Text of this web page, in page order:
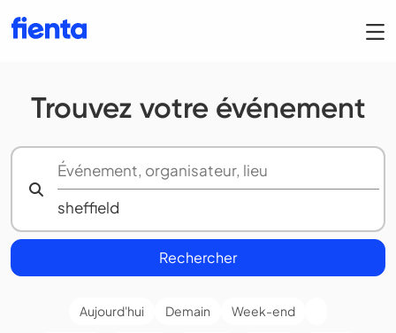
Trouvez votre événement
Rechercher
Aujourd'hui Demain Week-end